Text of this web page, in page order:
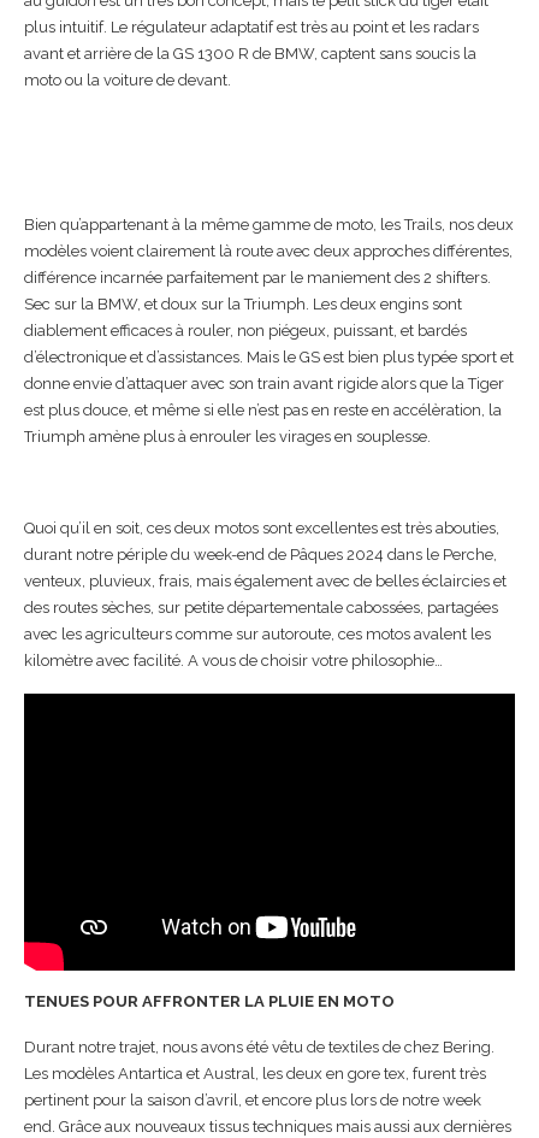
plus intuitif. Le régulateur adaptatif est très au point et les radars
avant et arrière de la GS 1300 R de BMW, captent sans soucis la
moto ou la voiture de devant.
Bien qu’appartenant à la même gamme de moto, les Trails, nos deux
modèles voient clairement là route avec deux approches différentes,
différence incarnée parfaitement par le maniement des 2 shifters.
Sec sur la BMW, et doux sur la Triumph. Les deux engins sont
diablement efficaces à rouler, non piégeux, puissant, et bardés
d’électronique et d’assistances. Mais le GS est bien plus typée sport et
donne envie d’attaquer avec son train avant rigide alors que la Tiger
est plus douce, et même si elle n’est pas en reste en accélèration, la
Triumph amène plus à enrouler les virages en souplesse.
Quoi qu’il en soit, ces deux motos sont excellentes est très abouties,
durant notre périple du week-end de Pâques 2024 dans le Perche,
venteux, pluvieux, frais, mais également avec de belles éclaircies et
des routes sèches, sur petite départementale cabossées, partagées
avec les agriculteurs comme sur autoroute, ces motos avalent les
kilomètre avec facilité. A vous de choisir votre philosophie…
TENUES POUR AFFRONTER LA PLUIE EN MOTO
Durant notre trajet, nous avons été vêtu de textiles de chez Bering.
Les modèles Antartica et Austral, les deux en gore tex, furent très
pertinent pour la saison d’avril, et encore plus lors de notre week
end. Grâce aux nouveaux tissus techniques mais aussi aux dernières